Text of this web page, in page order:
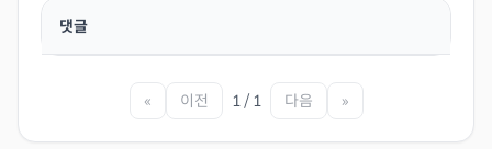
댓글
« 이전 1 / 1 다음 »